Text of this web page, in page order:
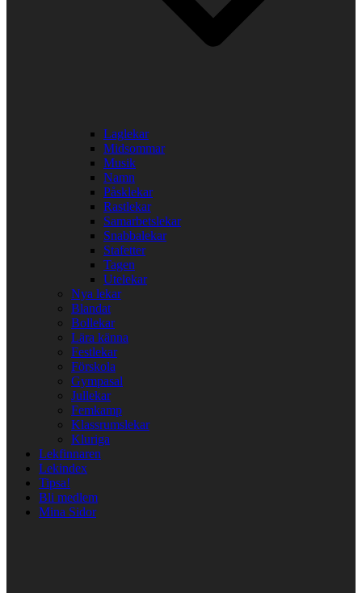
Laglekar
Midsommar
Musik
Namn
Påsklekar
Rastlekar
Samarbetslekar
Snabbalekar
Stafetter
Tagen
Utelekar
Nya lekar
Blandat
Bollekar
Lära känna
Festlekar
Förskola
Gympasal
Jullekar
Femkamp
Klassrumslekar
Kluriga
Lekfinnaren
Lekindex
Tipsa!
Bli medlem
Mina Sidor